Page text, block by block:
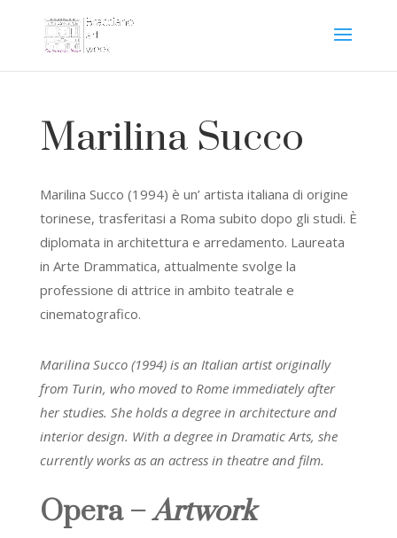
Marilina Succo
Marilina Succo (1994) è un’ artista italiana di origine
torinese, trasferitasi a Roma subito dopo gli studi. È
diplomata in architettura e arredamento. Laureata
in Arte Drammatica, attualmente svolge la
professione di attrice in ambito teatrale e
cinematografico.
Marilina Succo (1994) is an Italian artist originally
from Turin, who moved to Rome immediately after
her studies. She holds a degree in architecture and
interior design. With a degree in Dramatic Arts, she
currently works as an actress in theatre and film.
Opera –Artwork